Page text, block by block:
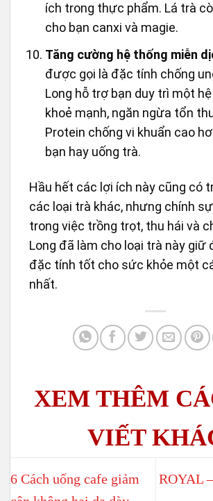
ích trong thực phẩm. Lá trà
cho bạn canxi và magie.
Tăng cường hệ thống miễn
được gọi là đặc tính chống
Long hỗ trợ bạn duy trì một
khoẻ mạnh, ngăn ngừa tổn
Protein chống vi khuẩn cao
bạn hay uống trà.
Hầu hết các lợi ích này cũng có
các loại trà khác, nhưng chính
trong việc trồng trọt, thu hái và
Long đã làm cho loại trà này giữ
đặc tính tốt cho sức khỏe một
nhất.
6 Cách uống cafe giảm
ROYAL